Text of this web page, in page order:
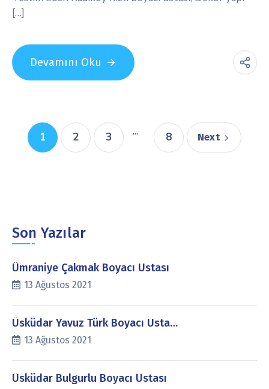
[…]
Devamını Oku
1 2 3 ... 8 Next
Son Yazılar
Ümraniye Çakmak Boyacı Ustası
13 Ağustos 2021
Üsküdar Yavuz Türk Boyacı Usta…
13 Ağustos 2021
Üsküdar Bulgurlu Boyacı Ustası